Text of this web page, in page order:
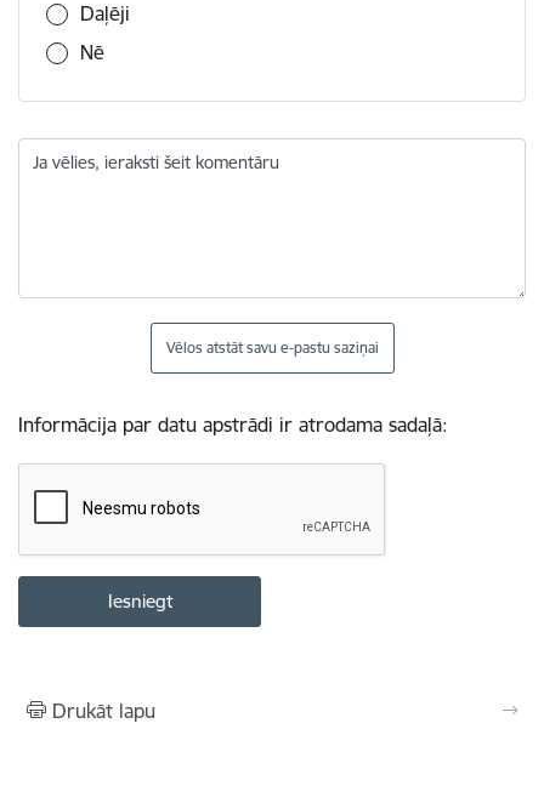
Daļēji
Nē
Ja vēlies, ieraksti šeit komentāru
Vēlos atstāt savu e-pastu saziņai
Informācija par datu apstrādi ir atrodama sadaļā:
Drukāt lapu